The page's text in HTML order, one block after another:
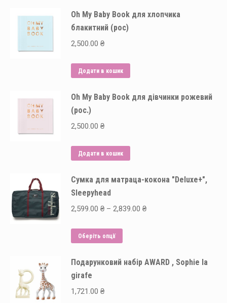
Oh My Baby Book для хлопчика
блакитний (рос)
2,500.00 ₴
Додати в кошик
Oh My Baby Book для дівчинки рожевий
(рос.)
2,500.00 ₴
Додати в кошик
Сумка для матраца-кокона "Deluxe+",
Sleepyhead
2,599.00 ₴ – 2,839.00 ₴Price
2,839.00 ₴
Оберіть опції
має
Подарунковий набір AWARD , Sophie la
girafe
1,721.00 ₴